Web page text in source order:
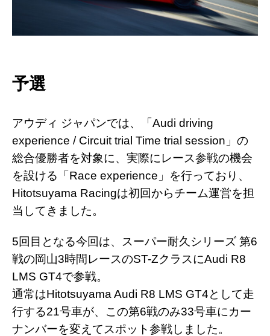
予選
アウディ ジャパンでは、「Audi driving
experience / Circuit trial Time trial session」の
総合優勝者を対象に、実際にレース参戦の機会
を設ける「Race experience」を行っており、
Hitotsuyama Racingは初回からチーム運営を担
当してきました。
5回目となる今回は、スーパー耐久シリーズ 第6
戦の岡山3時間レースのST-ZクラスにAudi R8
LMS GT4で参戦。
通常はHitotsuyama Audi R8 LMS GT4として走
行する21号車が、この第6戦のみ33号車にカー
ナンバーを変えてスポット参戦しました。